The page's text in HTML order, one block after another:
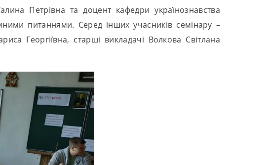
Петрівна та доцент кафедри українознавства
питаннями. Серед інших учасників семінару –
Георгіївна, старші викладачі Волкова Світлана